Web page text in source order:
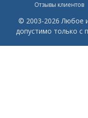
Отзывы клиентов
© 2003-2026 Любое
допустимо только с